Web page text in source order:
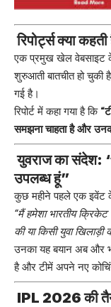
रिपोर्ट्स क्या
एक प्रमुख खेल वेबसाइट
शुरुआती बातचीत हो चुकी
गई है।
रिपोर्ट में कहा गया है कि
समझना चाहता है और
युवराज का संदेश:
उपलब्ध हूं”
कुछ महीने पहले एक इवेंट
“मैं हमेशा भारतीय
की या किसी युवा
उनका यह बयान अब और
है और टीमें अपने नए
IPL 2026 की